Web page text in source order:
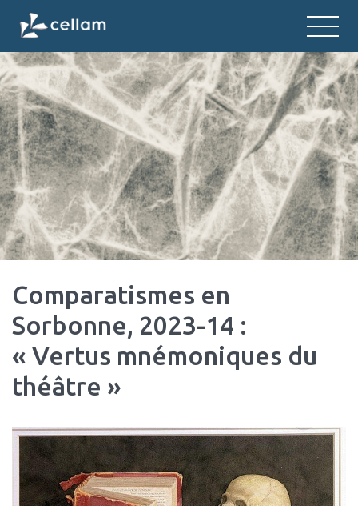
CELLAM
Centre d'études des langues et
Comparatismes en
Sorbonne, 2023-14 :
« Vertus mnémoniques du
théâtre »